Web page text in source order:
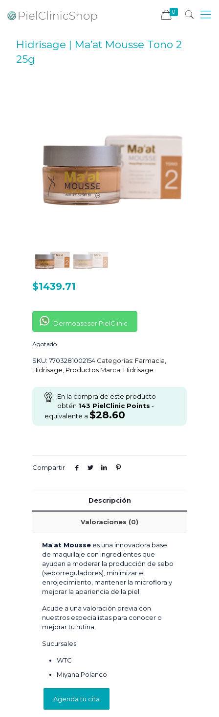
0
Hidrisage | Ma’at Mousse Tono 2
25g
$1439.71
Dermoasesor PielClinic
Agotado
SKU: 7703281002154 Categorías: Farmacia
Hidrisage Productos Marca: Hidrisage
En la compra de este producto
obtén 143 PielClinic Points -
equivalente a $28.60
Compartir
Descripción
Valoraciones (0)
Ma‘at Mousse es una innovadora base
de maquillaje con ingredientes que
ayudan a moderar la producción de sebo
(seborreguladores), minimizar el
enrojecimiento, mantener la microflora y
mejorar la apariencia de la piel.
Acude a una valoración previa con
nuestros especialistas para conocer o
mejorar tu rutina.
Sucursales:
WTC
Miyana Polanco
Agenda tu cita